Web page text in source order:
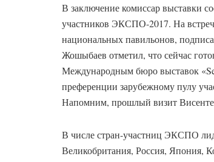
В заключение комиссар выставки
участников ЭКСПО-2017. На
национальных павильонов,
Жошыбаев отметил, что сейчас
Международным бюро выставок
преференции зарубежному пулу
Напомним, прошлый визит Висенте
В числе стран-участниц ЭКСПО
Великобритания, Россия, Япония,